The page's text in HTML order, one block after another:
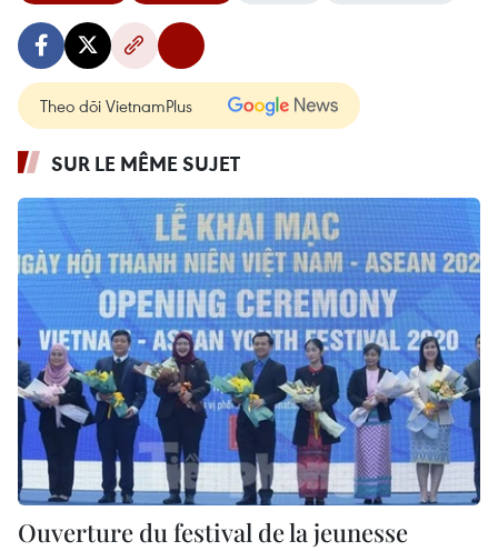
Theo dõi VietnamPlus
SUR LE MÊME SUJET
Ouverture du festival de la jeunesse